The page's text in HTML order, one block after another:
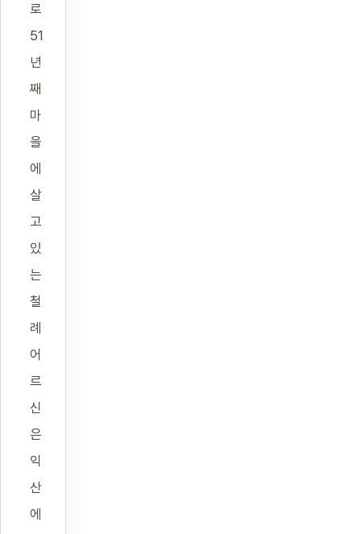
로
51
년
째
마
을
에
살
고
있
는
철
례
어
르
신
은
익
산
에